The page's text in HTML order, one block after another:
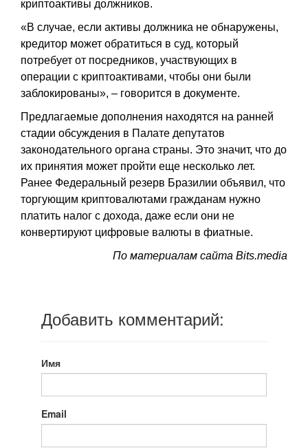
криптоактивы должников.
«В случае, если активы должника не обнаружены,
кредитор может обратиться в суд, который
потребует от посредников, участвующих в
операции с криптоактивами, чтобы они были
заблокированы», – говорится в документе.
Предлагаемые дополнения находятся на ранней
стадии обсуждения в Палате депутатов
законодательного органа страны. Это значит, что до
их принятия может пройти еще несколько лет.
Ранее Федеральный резерв Бразилии объявил, что
торгующим криптовалютами гражданам нужно
платить налог с дохода, даже если они не
конвертируют цифровые валюты в фиатные.
По материалам сайта Bits.media
Добавить комментарий:
Имя
Email